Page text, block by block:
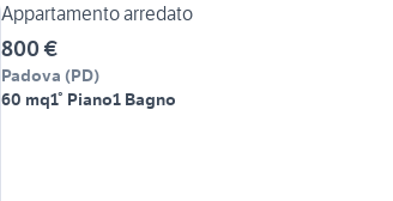
Appartamento arredato
800 €
Padova (PD)
60 mq1° Piano1 Bagno